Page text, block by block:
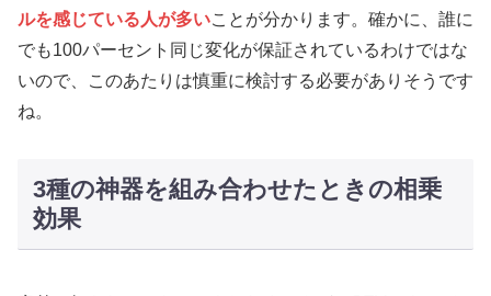
ルを感じている人が多いことが分かります。確かに、誰に
でも100パーセント同じ変化が保証されているわけではな
いので、このあたりは慎重に検討する必要がありそうです
ね。
3種の神器を組み合わせたときの相乗
効果